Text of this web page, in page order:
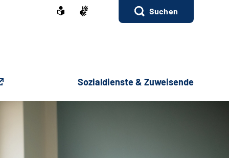
Suchen
Sozialdienste & Zuweisende